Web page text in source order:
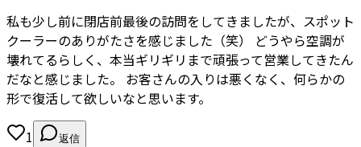
私も少し前に閉店前最後の訪問をしてきましたが、スポット
クーラーのありがたさを感じました（笑） どうやら空調が
壊れてるらしく、本当ギリギリまで頑張って営業してきたん
だなと感じました。 お客さんの入りは悪くなく、何らかの
形で復活して欲しいなと思います。
1
返信